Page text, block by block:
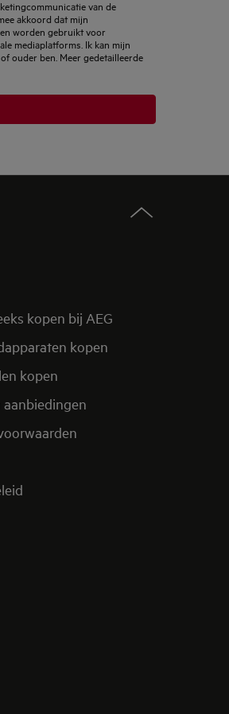
van de
akkoord dat mijn
worden gebruikt voor
mediaplatforms. Ik kan mijn
ouder ben. Meer gedetailleerde
kopen bij AEG
kopen
kopen
aanbiedingen